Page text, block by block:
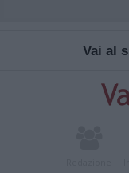
Vai al